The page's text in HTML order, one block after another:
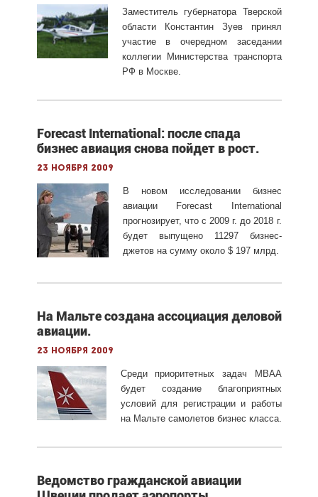
Заместитель губернатора Тверской
области Константин Зуев принял
участие в очередном заседании
коллегии Министерства транспорта
РФ в Москве.
Forecast International: после спада
бизнес авиация снова пойдет в рост.
23 ноября 2009
В новом исследовании бизнес
авиации Forecast International
прогнозирует, что с 2009 г. до 2018 г.
будет выпущено 11297 бизнес-
джетов на сумму около $ 197 млрд.
На Мальте создана ассоциация деловой
авиации.
23 ноября 2009
Среди приоритетных задач MBAA
будет создание благоприятных
условий для регистрации и работы
на Мальте самолетов бизнес класса.
Ведомство гражданской авиации